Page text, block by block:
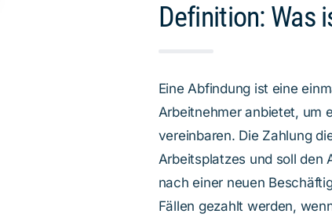
Definition: Was
Eine Abfindung ist eine
Arbeitnehmer anbietet, um
vereinbaren. Die Zahlung
Arbeitsplatzes und soll den
nach einer neuen
Fällen gezahlt werden,